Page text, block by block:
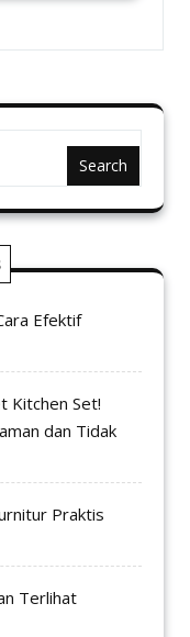
Search
Efektif
Kitchen Set!
dan Tidak
Praktis
Terlihat